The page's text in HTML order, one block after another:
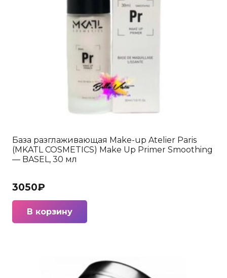
База разглаживающая Make-up Atelier Paris
(MKATL COSMETICS) Make Up Primer Smoothing
— BASEL, 30 мл
3050₽
В корзину